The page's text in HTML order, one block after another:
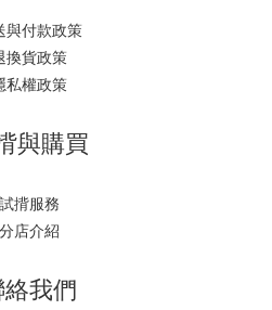
與付款政策
換貨政策
私權政策
與購買
試揹服務
分店介紹
我們